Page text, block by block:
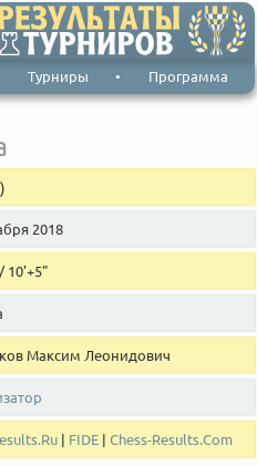
Турниры • Программа
2018
10'+5"
Максим Леонидович
| FIDE | Chess-Results.Com